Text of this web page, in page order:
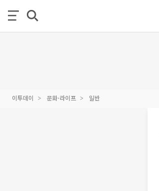
이투데이 문화·라이프 일반